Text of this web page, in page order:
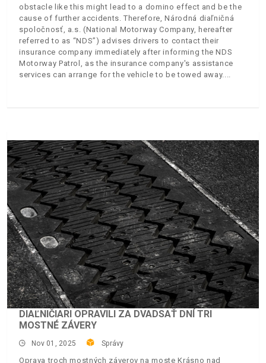
obstacle like this might lead to a domino effect and be the
cause of further accidents. Therefore, Národná diaľničná
spoločnosť, a.s. (National Motorway Company, hereafter
referred to as “NDS”) advises drivers to contact their
insurance company immediately after informing the NDS
Motorway Patrol, as the insurance company's assistance
services can arrange for the vehicle to be towed away.
DIAĽNIČIARI OPRAVILI ZA DVADSAŤ DNÍ TRI
MOSTNÉ ZÁVERY
Nov 01, 2025 Správy
Oprava troch mostných záverov na moste Krásno nad